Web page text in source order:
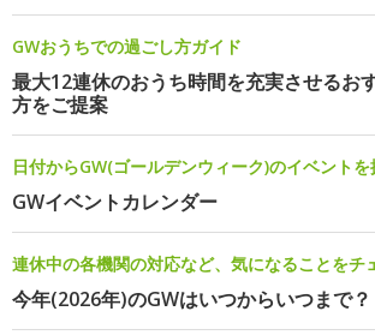
GWおうちでの過ごし方ガイド
最大12連休のおうち時間を充実させるお
方をご提案
日付からGW(ゴールデンウィーク)のイベントを
GWイベントカレンダー
連休中の各機関の対応など、気になることをチ
今年(2026年)のGWはいつからいつまで？